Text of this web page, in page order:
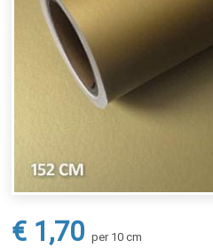
€ 1,70 per 10 cm